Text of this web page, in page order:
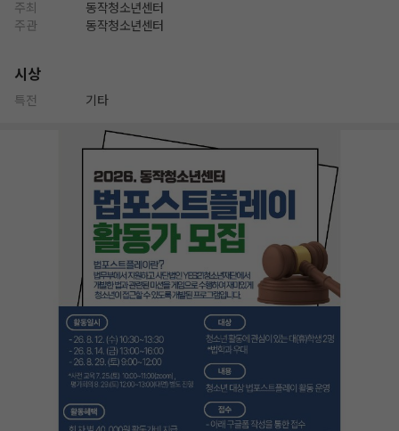
주최
동작청소년센터
주관
동작청소년센터
시상
특전 기타